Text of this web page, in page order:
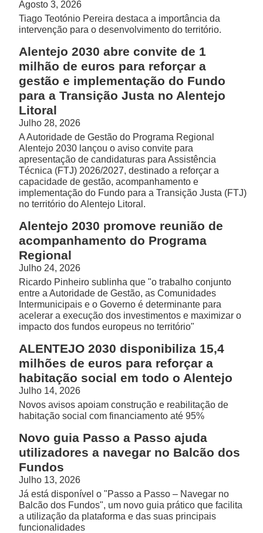
Agosto 3, 2026
Tiago Teotónio Pereira destaca a importância da
intervenção para o desenvolvimento do território.
Alentejo 2030 abre convite de 1
milhão de euros para reforçar a
gestão e implementação do Fundo
para a Transição Justa no Alentejo
Litoral
Julho 28, 2026
A Autoridade de Gestão do Programa Regional
Alentejo 2030 lançou o aviso convite para
apresentação de candidaturas para Assistência
Técnica (FTJ) 2026/2027, destinado a reforçar a
capacidade de gestão, acompanhamento e
implementação do Fundo para a Transição Justa (FTJ)
no território do Alentejo Litoral.
Alentejo 2030 promove reunião de
acompanhamento do Programa
Regional
Julho 24, 2026
Ricardo Pinheiro sublinha que "o trabalho conjunto
entre a Autoridade de Gestão, as Comunidades
Intermunicipais e o Governo é determinante para
acelerar a execução dos investimentos e maximizar o
impacto dos fundos europeus no território"
ALENTEJO 2030 disponibiliza 15,4
milhões de euros para reforçar a
habitação social em todo o Alentejo
Julho 14, 2026
Novos avisos apoiam construção e reabilitação de
habitação social com financiamento até 95%
Novo guia Passo a Passo ajuda
utilizadores a navegar no Balcão dos
Fundos
Julho 13, 2026
Já está disponível o "Passo a Passo – Navegar no
Balcão dos Fundos", um novo guia prático que facilita
a utilização da plataforma e das suas principais
funcionalidades